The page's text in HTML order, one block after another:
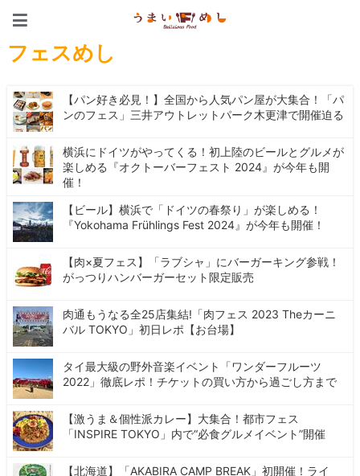
フェスめし
【パン好き必見！】全国から人気パン屋が大集合！「パ
ンのフェス」三井アウトレットパーク木更津で開催迫る
横浜にドイツがやってくる！初上陸のビールとグルメが
楽しめる『オクトーバーフェスト 2024』が今年も開
催！
【ビール】横浜で「ドイツの春祭り」が楽しめる！
『Yokohama Frühlings Fest 2024』が今年も開催！
【肉×夏フェス】「ラブシャ」にバーガーキング参戦！
がっつりハンバーガーセット限定販売
肉通もうなる全25店集結!「肉フェス 2023 Theカーニ
バル TOKYO」初日レポ【お台場】
タイ最大級の野外音楽イベント「ワンダーフルーツ
2022」徹底レポ！チケットの買い方から過ごし方まで
【激うま＆個性派カレー】大集合！都市フェス
「INSPIRE TOKYO」内で“必食グルメイベント”開催
【北海道】「AKABIRA CAMP BREAK」初開催！ライ